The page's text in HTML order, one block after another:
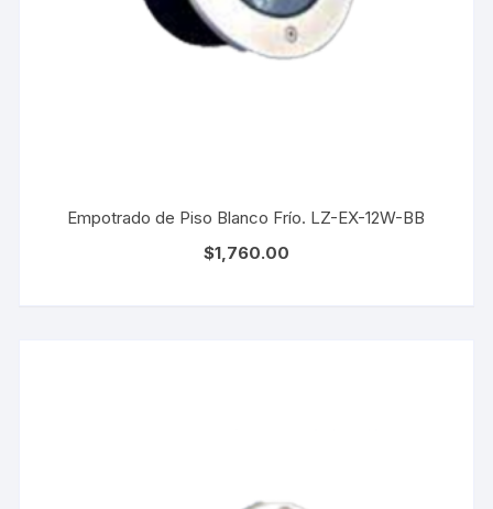
Empotrado de Piso Blanco Frío. LZ-EX-12W-BB
$1,760.00